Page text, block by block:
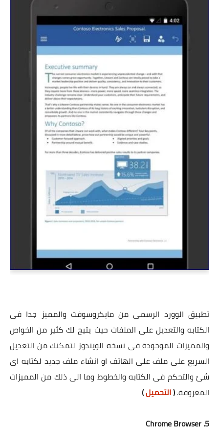
تطبيق الوورد الرسمى من مايكروسوفت والمميز جدا فى
الكتابه والتعديل على الملفات حيث يتيح لك كثير من الخواص
والمميزات الموجودة فى نسخه الويندوز لتمكنك من التعديل
السريع على ملف على الهاتف او انشاء ملف جديد لكتابه اى
شئ والتحكم فى الكتابه والخطوط وما الى ذلك من المميزات
المعروفة.(التحميل)
5. Chrome Browser